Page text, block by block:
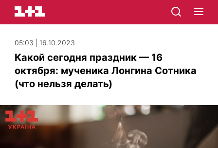
05:03 | 16.10.2023
Какой сегодня праздник — 16
октября: мученика Лонгина Сотника
(что нельзя делать)